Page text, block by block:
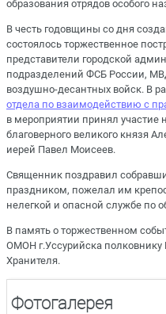
образования отрядов особого
В честь годовщины со дня
состоялось торжественное
представители городской
подразделений ФСБ России,
воздушно-десантных войск. В
отдела по взаимодействию с
в мероприятии принял участие
благоверного великого князя
иерей Павел Моисеев.
Священник поздравил
праздником, пожелал им
нелегкой и опасной службе по
В память о торжественном
ОМОН г.Уссурийска полковнику
Хранителя.
Фотогалерея